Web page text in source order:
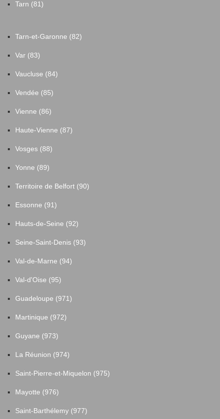
Tarn (81)
Tarn-et-Garonne (82)
Var (83)
Vaucluse (84)
Vendée (85)
Vienne (86)
Haute-Vienne (87)
Vosges (88)
Yonne (89)
Territoire de Belfort (90)
Essonne (91)
Hauts-de-Seine (92)
Seine-Saint-Denis (93)
Val-de-Marne (94)
Val-d'Oise (95)
Guadeloupe (971)
Martinique (972)
Guyane (973)
La Réunion (974)
Saint-Pierre-et-Miquelon (975)
Mayotte (976)
Saint-Barthélemy (977)